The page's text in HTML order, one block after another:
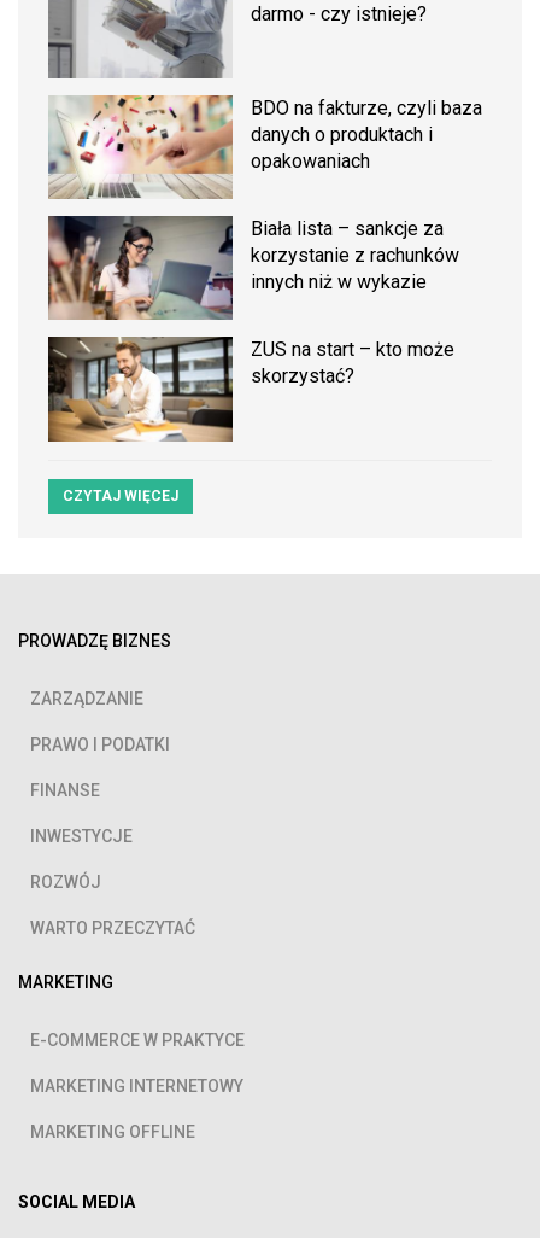
darmo - czy istnieje?
BDO na fakturze, czyli baza
danych o produktach i
opakowaniach
Biała lista – sankcje za
korzystanie z rachunków
innych niż w wykazie
ZUS na start – kto może
skorzystać?
CZYTAJ WIĘCEJ
PROWADZĘ BIZNES
ZARZĄDZANIE
PRAWO I PODATKI
FINANSE
INWESTYCJE
ROZWÓJ
WARTO PRZECZYTAĆ
MARKETING
E-COMMERCE W PRAKTYCE
MARKETING INTERNETOWY
MARKETING OFFLINE
SOCIAL MEDIA